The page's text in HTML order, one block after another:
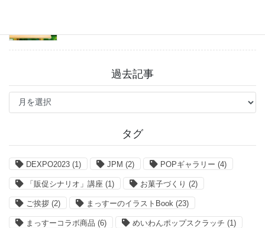
過去記事
過
記
タグ
DEXPO2023 (1) JPM (2) POPギャラリー (4)
「販促シナリオ」講座 (1) お菓子づくり (2)
ご挨拶 (2) まっすーのイラストBook (23)
まっすーコラボ商品 (6) めいわんポップスクラッチ (1)